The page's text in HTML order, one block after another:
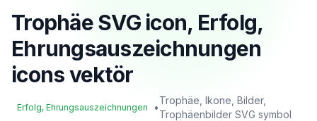
Trophäe SVG icon, Erfolg,
Ehrungsauszeichnungen
icons vektör
Erfolg, Ehrungsauszeichnungen •
Trophäe, Ikone, Bilder,
Trophäenbilder SVG symbol